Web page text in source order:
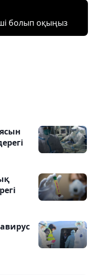
болып оқыңыз